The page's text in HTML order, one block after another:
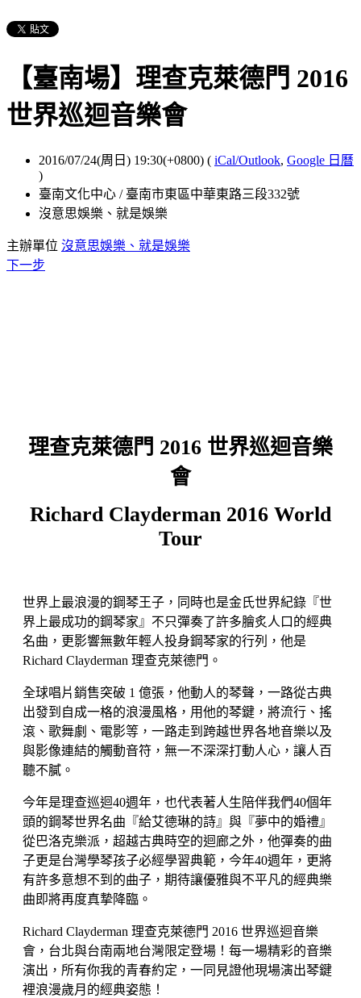
【臺南場】理查克萊德門 2016
世界巡迴音樂會
2016/07/24(周日) 19:30(+0800) ( iCal/Outlook, Google 日曆
)
臺南文化中心 / 臺南市東區中華東路三段332號
沒意思娛樂、就是娛樂
主辦單位 沒意思娛樂、就是娛樂
下一步
理查克萊德門 2016 世界巡迴音樂
會
Richard Clayderman 2016 World
Tour
世界上最浪漫的鋼琴王子，同時也是金氏世界紀錄『世
界上最成功的鋼琴家』不只彈奏了許多膾炙人口的經典
名曲，更影響無數年輕人投身鋼琴家的行列，他是
Richard Clayderman 理查克萊德門。
全球唱片銷售突破 1 億張，他動人的琴聲，一路從古典
出發到自成一格的浪漫風格，用他的琴鍵，將流行、搖
滾、歌舞劇、電影等，一路走到跨越世界各地音樂以及
與影像連結的觸動音符，無一不深深打動人心，讓人百
聽不膩。
今年是理查巡迴40週年，也代表著人生陪伴我們40個年
頭的鋼琴世界名曲『給艾德琳的詩』與『夢中的婚禮』
從巴洛克樂派，超越古典時空的迴廊之外，他彈奏的曲
子更是台灣學琴孩子必經學習典範，今年40週年，更將
有許多意想不到的曲子，期待讓優雅與不平凡的經典樂
曲即將再度真摯降臨。
Richard Clayderman 理查克萊德門 2016 世界巡迴音樂
會，台北與台南兩地台灣限定登場！每一場精彩的音樂
演出，所有你我的青春約定，一同見證他現場演出琴鍵
裡浪漫歲月的經典姿態！